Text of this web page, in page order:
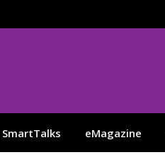
SmartTalks eMagazine